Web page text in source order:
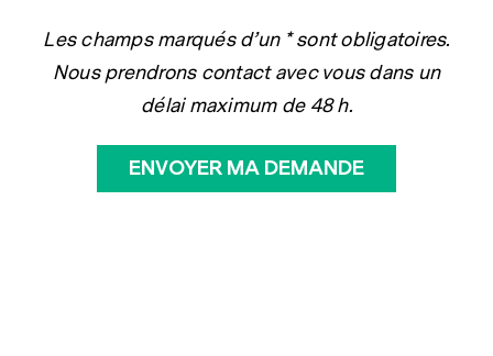
Les champs marqués d’un * sont obligatoires.
Nous prendrons contact avec vous dans un
délai maximum de 48 h.